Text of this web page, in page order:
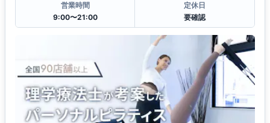
営業時間
9:00〜21:00
定休日
要確認